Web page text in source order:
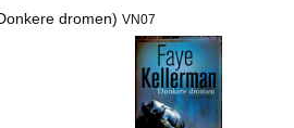
dromen) VN07